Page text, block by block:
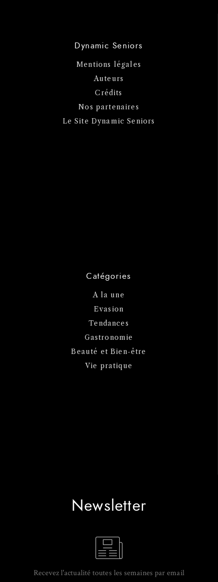
Dynamic Seniors
Mentions légales
Auteurs
Crédits
Nos partenaires
Le Site Dynamic Seniors
Catégories
A la une
Evasion
Tendances
Gastronomie
Beauté et Bien-être
Vie pratique
Newsletter
Recevez l'actualité toutes les semaines par email